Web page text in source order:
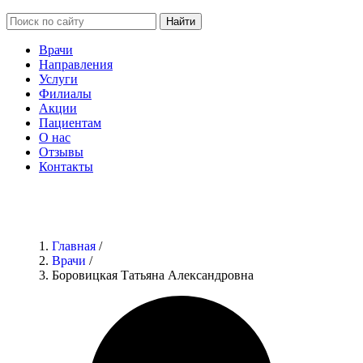
Найти
Врачи
Направления
Услуги
Филиалы
Акции
Пациентам
О нас
Отзывы
Контакты
Главная /
Врачи /
Боровицкая Татьяна Александровна